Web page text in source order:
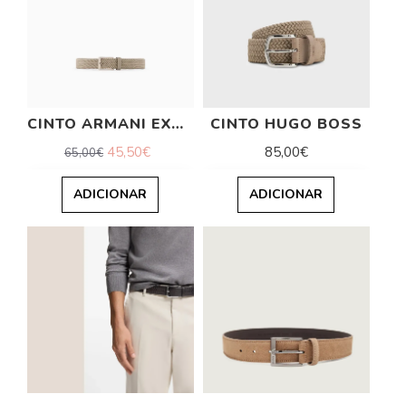
CINTO ARMANI EXCHANGE
65,00€ 45,50€
ADICIONAR
CINTO HUGO BOSS
85,00€
ADICIONAR